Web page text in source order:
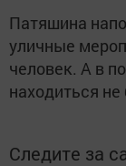
Патяшина
уличные
человек. А в
находиться
Следите за